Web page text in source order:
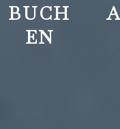
BUCH
EN